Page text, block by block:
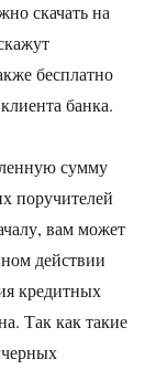
скачать на
бесплатно
банка.
сумму
поручителей
вам может
действии
кредитных
Так как такие